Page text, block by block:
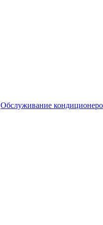
Обслуживание